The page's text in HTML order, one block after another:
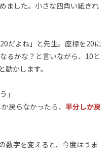
ました。小さな四角い紙きれ
だよね」と先生。座標を20に
るかな？と言いながら、10と
かします。
」
戻らなかったら、 半分しか戻
数字を変えると、今度はうま